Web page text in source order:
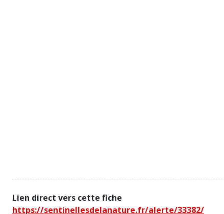
Lien direct vers cette fiche
https://sentinellesdelanature.fr/alerte/33382/